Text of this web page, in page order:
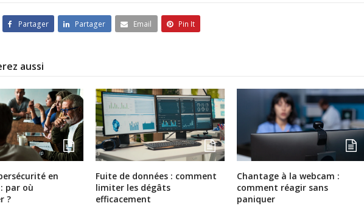
Partager Partager Email Pin It
aussi
en
par où
?
Fuite de données : comment
limiter les dégâts
efficacement
Chantage à la webcam :
comment réagir sans
paniquer